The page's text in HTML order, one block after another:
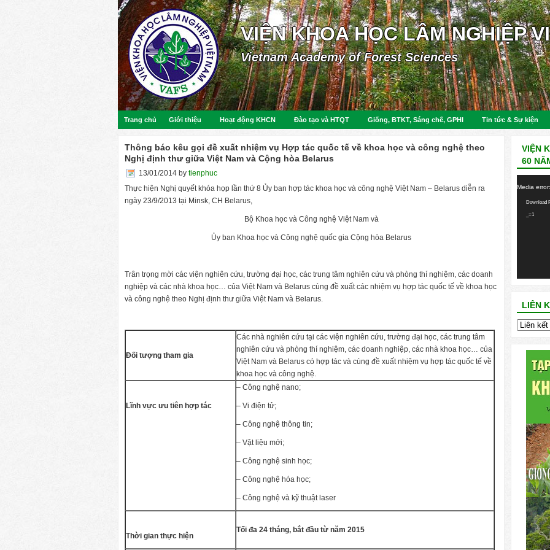
VIỆN KHOA HỌC LÂM NGHIỆP
Vietnam Academy of Forest Sciences
Trang chủ Giới thiệu Hoạt động KHCN Đào tạo và HTQT Giống, BTKT, Sáng chế, GPHI Tin tức & Sự kiện
Thông báo kêu gọi đề xuất nhiệm vụ Hợp tác quốc tế về khoa học và công nghệ theo
Nghị định thư giữa Việt Nam và Cộng hòa Belarus
13/01/2014 by tienphuc
Thực hiện Nghị quyết khóa họp lần thứ 8 Ủy ban hợp tác khoa học và công nghệ Việt Nam – Belarus diễn ra
ngày 23/9/2013 tại Minsk, CH Belarus,
Bộ Khoa học và Công nghệ Việt Nam và
Ủy ban Khoa học và Công nghệ quốc gia Cộng hòa Belarus
Trân trọng mời các viện nghiên cứu, trường đại học, các trung tâm nghiên cứu và phòng thí nghiệm, các doanh
nghiệp và các nhà khoa học… của Việt Nam và Belarus cùng đề xuất các nhiệm vụ hợp tác quốc tế về khoa học
và công nghệ theo Nghị định thư giữa Việt Nam và Belarus.
Đối tượng tham gia
Các nhà nghiên cứu tại các viện nghiên cứu, trường đại học, các trung tâm
nghiên cứu và phòng thí nghiệm, các doanh nghiệp, các nhà khoa học… của
Việt Nam và Belarus có hợp tác và cùng đề xuất nhiệm vụ hợp tác quốc tế về
khoa học và công nghệ.
Lĩnh vực ưu tiên hợp tác
– Công nghệ nano;
– Vi điện tử;
– Công nghệ thông tin;
– Vật liệu mới;
– Công nghệ sinh học;
– Công nghệ hóa học;
– Công nghệ và kỹ thuật laser
Thời gian thực hiện
Tối đa 24 tháng, bắt đầu từ năm 2015
VIỆN
60
Media
Download
_=1
LIÊN